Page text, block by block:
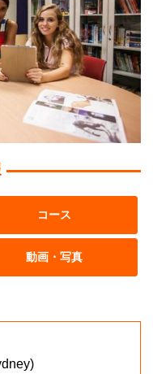
コース
動画・写真